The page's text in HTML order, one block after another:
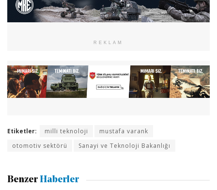
REKLAM
Etiketler: milli teknoloji
mustafa varank
otomotiv sektörü
Sanayi ve Teknoloji Bakanlığı
Benzer Haberler